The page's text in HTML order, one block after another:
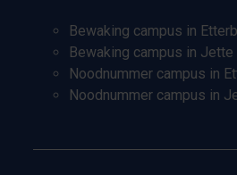
Bewaking campus in
Bewaking campus in Jette
Noodnummer campus in
Noodnummer campus in